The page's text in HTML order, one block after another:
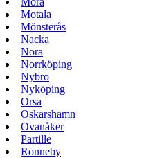
Motala
Mönsterås
Nacka
Nora
Norrköping
Nybro
Nyköping
Orsa
Oskarshamn
Ovanåker
Partille
Ronneby